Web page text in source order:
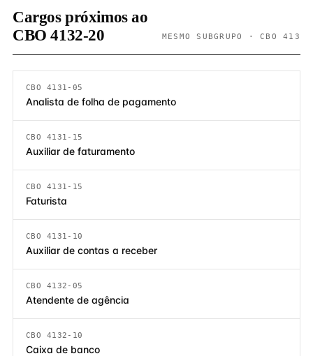
Cargos próximos ao
CBO 4132-20
MESMO SUBGRUPO · CBO 413
CBO 4131-05
Analista de folha de pagamento
CBO 4131-15
Auxiliar de faturamento
CBO 4131-15
Faturista
CBO 4131-10
Auxiliar de contas a receber
CBO 4132-05
Atendente de agência
CBO 4132-10
Caixa de banco